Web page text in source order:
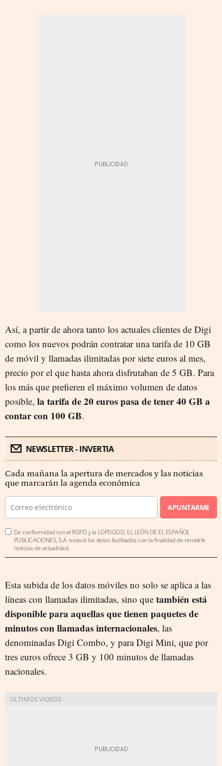
Así, a partir de ahora tanto los actuales clientes de Digi
como los nuevos podrán contratar una tarifa de 10 GB
de móvil y llamadas ilimitadas por siete euros al mes,
precio por el que hasta ahora disfrutaban de 5 GB. Para
los más que prefieren el máximo volumen de datos
posible, la tarifa de 20 euros pasa de tener 40 GB a
contar con 100 GB.
NEWSLETTER - INVERTIA
Cada mañana la apertura de mercados y las noticias
que marcarán la agenda económica
APUNTARME
De conformidad con el RGPD y la LOPDGDD, EL LEÓN DE EL ESPAÑOL
PUBLICACIONES, S.A. tratará los datos facilitados con la finalidad de remitirle
noticias de actualidad.
Esta subida de los datos móviles no solo se aplica a las
líneas con llamadas ilimitadas, sino que también está
disponible para aquellas que tienen paquetes de
minutos con llamadas internacionales, las
denominadas Digi Combo, y para Digi Mini, que por
tres euros ofrece 3 GB y 100 minutos de llamadas
nacionales.